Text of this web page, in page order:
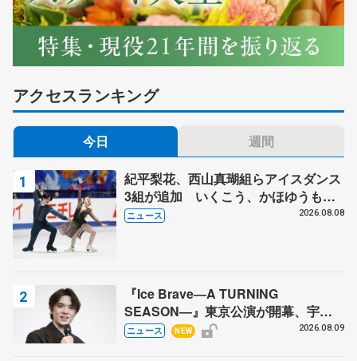
アクセスランキング
今日 週間
紀平梨花、西山真瑚組らアイスダンス
3組が追加 いくこう、かほゆうも、
木下グループ杯
ニュース 2026.08.08
『Ice Brave―A TURNING
SEASON―』東京公演が開幕、宇野
昌磨の『Ice Brave』にかける思いを
ニュース NEW 2026.08.09